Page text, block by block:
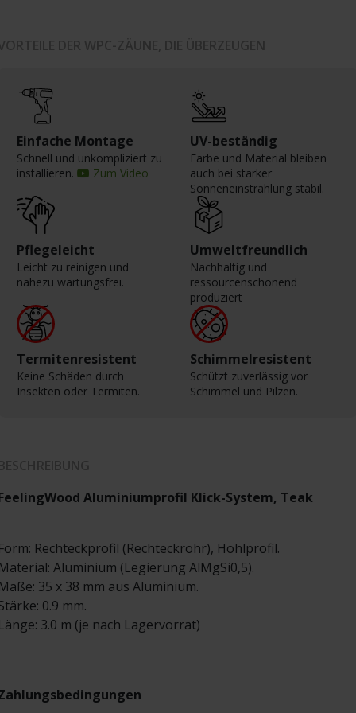
Einfache Montage
Schnell und unkompliziert zu
installieren.
Zum Video
UV-beständig
Farbe und Material bleiben
auch bei starker
Sonneneinstrahlung stabil.
Pflegeleicht
Leicht zu reinigen und
nahezu wartungsfrei.
Umweltfreundlich
Nachhaltig und
ressourcenschonend
produziert
Termitenresistent
Keine Schäden durch
Insekten oder Termiten.
Schimmelresistent
Schützt zuverlässig vor
Schimmel und Pilzen.
Aluminiumprofil Klick-System, Teak
Rechteckprofil (Rechteckrohr), Hohlprofil.
Aluminium (Legierung AlMgSi0,5).
35 x 38 mm aus Aluminium.
0.9 mm.
3.0 m (je nach Lagervorrat)